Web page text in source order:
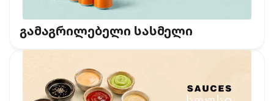
გამაგრილებელი სასმელი